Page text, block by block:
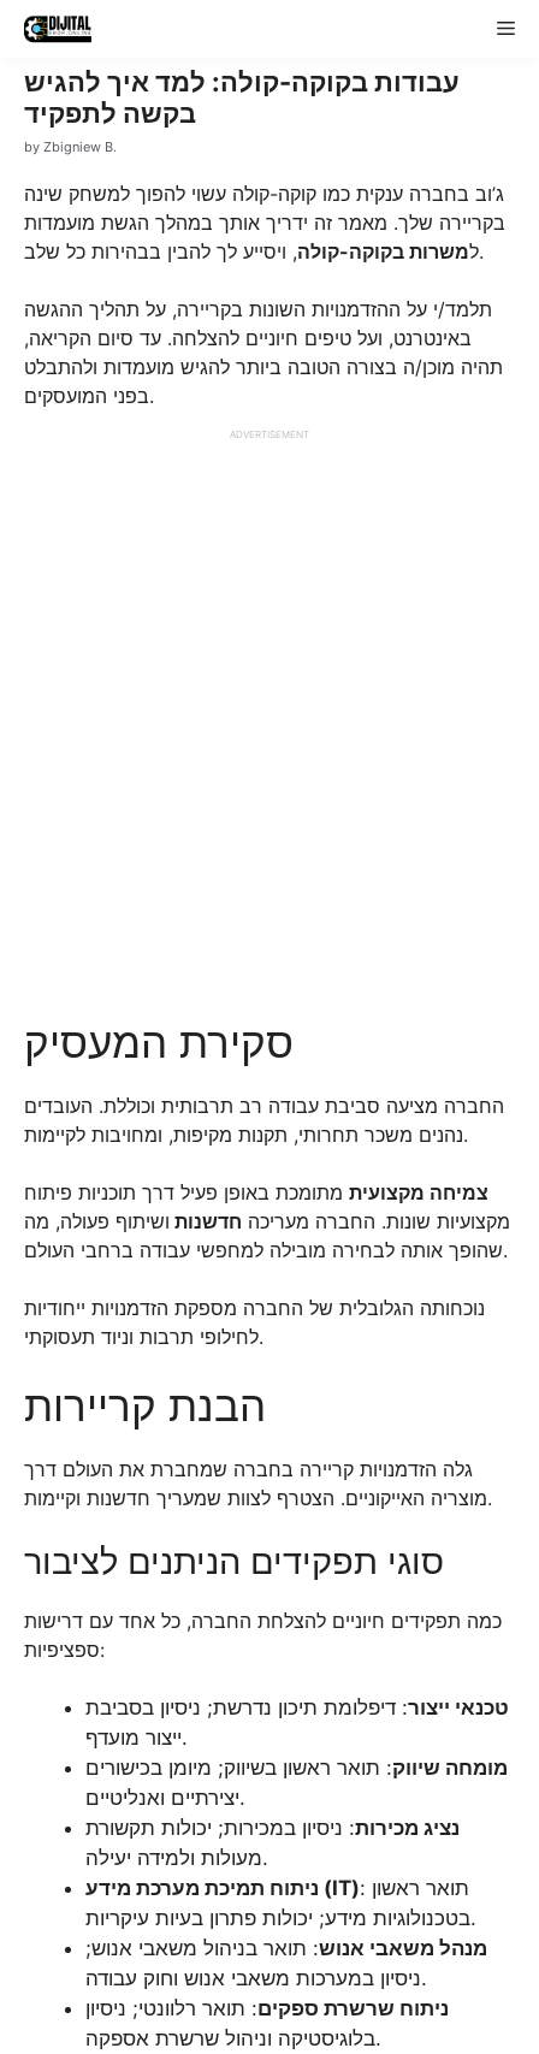
Skip
content
עבודות בקוקה-קולה: למד איך להגיש
בקשה לתפקיד
by Zbigniew B.
ג’וב בחברה ענקית כמו קוקה-קולה עשוי להפוך למשחק שינה
בקריירה שלך. מאמר זה ידריך אותך במהלך הגשת מועמדות
למשרות בקוקה-קולה , ויסייע לך להבין בבהירות כל שלב.
תלמד/י על ההזדמנויות השונות בקריירה, על תהליך ההגשה
באינטרנט, ועל טיפים חיוניים להצלחה. עד סיום הקריאה,
תהיה מוכן/ה בצורה הטובה ביותר להגיש מועמדות ולהתבלט
בפני המועסקים.
ADVERTISEMENT
סקירת המעסיק
החברה מציעה סביבת עבודה רב תרבותית וכוללת. העובדים
נהנים משכר תחרותי, תקנות מקיפות, ומחויבות לקיימות.
צמיחה מקצועית מתומכת באופן פעיל דרך תוכניות פיתוח
מקצועיות שונות. החברה מעריכה חדשנות ושיתוף פעולה, מה
שהופך אותה לבחירה מובילה למחפשי עבודה ברחבי העולם.
נוכחותה הגלובלית של החברה מספקת הזדמנויות ייחודיות
לחילופי תרבות וניוד תעסוקתי.
הבנת קריירות
גלה הזדמנויות קריירה בחברה שמחברת את העולם דרך
מוצריה האייקוניים. הצטרף לצוות שמעריך חדשנות וקיימות.
סוגי תפקידים הניתנים לציבור
כמה תפקידים חיוניים להצלחת החברה, כל אחד עם דרישות
ספציפיות:
טכנאי ייצור: דיפלומת תיכון נדרשת; ניסיון בסביבת
ייצור מועדף.
מומחה שיווק: תואר ראשון בשיווק; מיומן בכישורים
יצירתיים ואנליטיים.
נציג מכירות: ניסיון במכירות; יכולות תקשורת
מעולות ולמידה יעילה.
ניתוח תמיכת מערכת מידע (IT): תואר ראשון
בטכנולוגיות מידע; יכולות פתרון בעיות עיקריות.
מנהל משאבי אנוש: תואר בניהול משאבי אנוש;
ניסיון במערכות משאבי אנוש וחוק עבודה.
ניתוח שרשרת ספקים: תואר רלוונטי; ניסיון
בלוגיסטיקה וניהול שרשרת אספקה.